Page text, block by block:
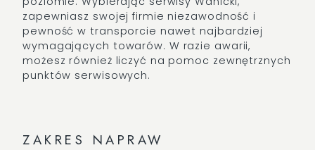
zapewniasz swojej firmie niezawodność i
pewność w transporcie nawet najbardziej
wymagających towarów. W razie awarii,
możesz również liczyć na pomoc zewnętrznych
punktów serwisowych.
ZAKRES NAPRAW